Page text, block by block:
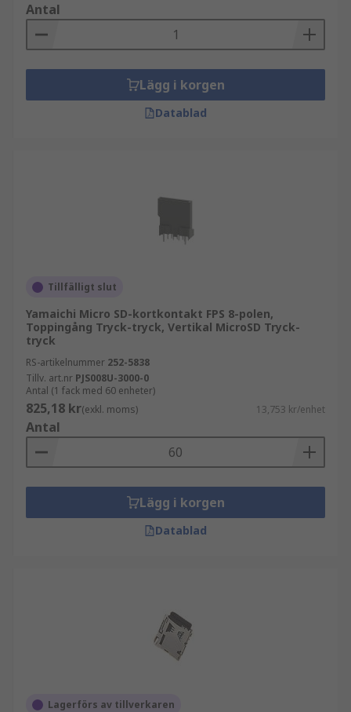
Antal
Lägg i korgen
Datablad
Tillfälligt slut
Yamaichi Micro SD-kortkontakt FPS 8-polen,
Toppingång Tryck-tryck, Vertikal MicroSD Tryck-
tryck
RS-artikelnummer 252-5838
Tillv. art.nr PJS008U-3000-0
Antal (1 fack med 60 enheter)
825,18 kr(exkl. moms) 13,753 kr/enhet
Antal
Lägg i korgen
Datablad
Lagerförs av tillverkaren